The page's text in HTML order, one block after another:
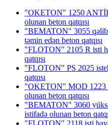
"OKETON" 1250
olunan beton qatqısı
"BEMATON" 3055
təmin edən beton qatqısı
"FLOTON" 2105 R isti
qatqısı
"FLOTON" PS 2025
qatqısı
"OKETON" MOD 1223
olunan beton qatqısı
"BEMATON" 3060
istifadə olunan beton
"FLOTON" 2118 isti